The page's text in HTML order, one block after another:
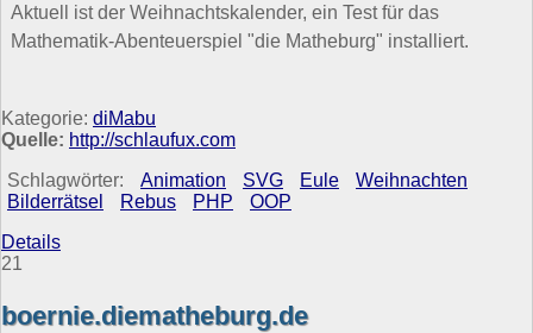
Aktuell ist der Weihnachtskalender, ein Test für das
Mathematik-Abenteuerspiel "die Matheburg" installiert.
Kategorie: diMabu
Quelle: http://schlaufux.com
Schlagwörter:
Animation SVG Eule
Weihnachten
Bilderrätsel
Rebus PHP
OOP
Details
21
boernie.diematheburg.de